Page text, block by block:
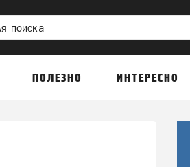
ПОЛЕЗНО ИНТЕРЕСНО